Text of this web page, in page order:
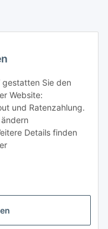
gestatten Sie den
Website:
und Ratenzahlung.
Details finden